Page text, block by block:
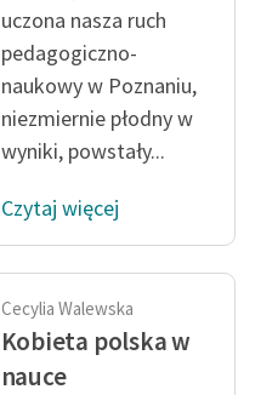
uczona nasza ruch
pedagogiczno-
naukowy w Poznaniu,
niezmiernie płodny w
wyniki, powstały...
Czytaj więcej
Cecylia Walewska
Kobieta polska w
nauce